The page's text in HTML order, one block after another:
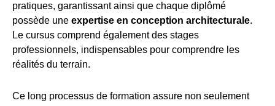
pratiques, garantissant ainsi que chaque diplômé
possède une expertise en conception architecturale.
Le cursus comprend également des stages
professionnels, indispensables pour comprendre les
réalités du terrain.
Ce long processus de formation assure non seulement